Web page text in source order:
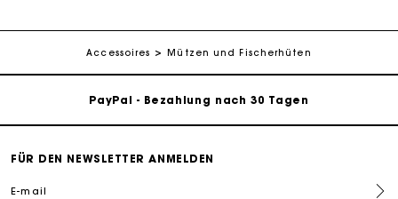
Accessoires Mützen und Fischerhüten
Kostenlose Lieferung innerhalb von 2-3 Tagen
PayPal - Bezahlung nach 30 Tagen
Die Maje-Geschenkkarte: Die beste Möglichkeit, das
FÜR DEN NEWSLETTER ANMELDEN
E-mail